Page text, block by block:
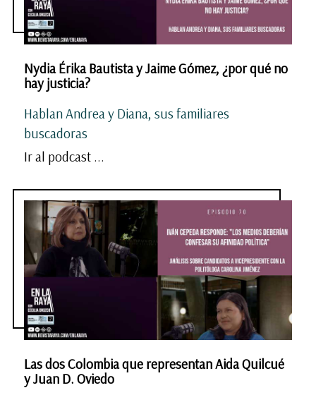
Nydia Érika Bautista y Jaime Gómez, ¿por qué no
hay justicia?
Hablan Andrea y Diana, sus familiares
buscadoras
Ir al podcast ...
Las dos Colombia que representan Aida Quilcué
y Juan D. Oviedo